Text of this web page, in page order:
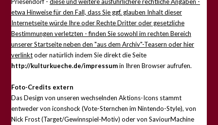
etwa Hinweise für den Fall, dass Sie ggf. glauben Inhalt dieser
Internetseite würde Ihre oder Rechte Dritter oder gesetzliche
Bestimmungen verletzten - finden Sie sowohl im rechten Bereich
unserer Startseite neben den "aus dem Archiv"-Teasern oder hier
verlinktoder natürlich indem Sie direkt die Seite
http://kulturkueche.de/impressumin Ihren Browser aufrufen.
Foto-Credits extern
Das Design von unseren wechselnden Aktions-Icons stammt
entweder von iconshock (Vote-Sternchen im Nintendo-Style), von
Nick Frost (Target/Gewinnspiel-Motiv) oder von SaviourMachine